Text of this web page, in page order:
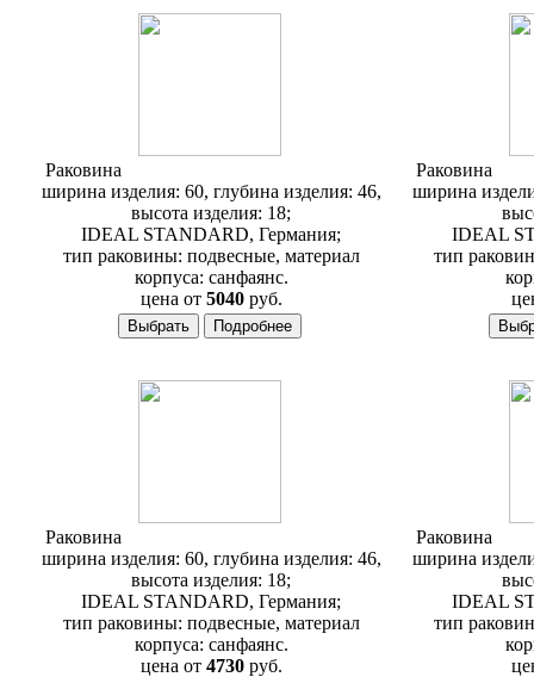
Раковина
ширина изделия: 60, глубина изделия: 46,
высота изделия: 18;
IDEAL STANDARD, Германия;
тип раковины: подвесные, материал
корпуса: санфаянс.
цена от5040 руб.
Раковина
ширина
IDEAL
тип
Раковина
ширина изделия: 60, глубина изделия: 46,
высота изделия: 18;
IDEAL STANDARD, Германия;
тип раковины: подвесные, материал
корпуса: санфаянс.
цена от4730 руб.
Раковина
ширина
IDEAL
тип